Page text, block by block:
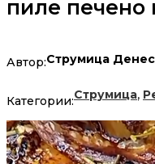
пиле печено
Автор:Струмица Денес
Категории:Струмица,